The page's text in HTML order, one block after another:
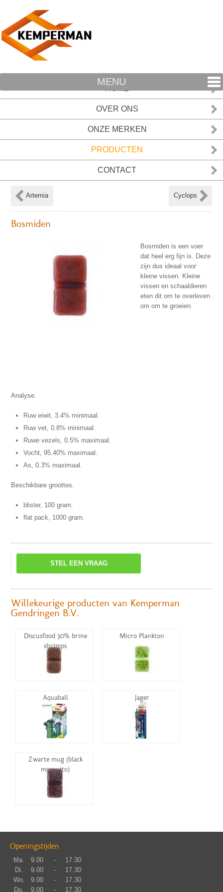
MENU
OVER ONS
ONZE MERKEN
PRODUCTEN
CONTACT
Artemia Cyclops
Bosmiden
Bosmiden is een voer
dat heel erg fijn is. Deze
zijn dus ideaal voor
kleine vissen. Kleine
vissen en schaaldieren
eten dit om te overleven
om om te groeien.
Analyse.
Ruw eiwit, 3.4% minimaal.
Ruw vet, 0.8% minimaal.
Ruwe vezels, 0.5% maximaal.
Vocht, 95.40% maximaal.
As, 0.3% maximaal.
Beschikbare groottes.
blister, 100 gram.
flat pack, 1000 gram.
STEL EEN VRAAG
Willekeurige producten van Kemperman
Gendringen B.V.
Discusfood 30% brine
shrimps
Micro Plankton
Aquaball Jäger
Zwarte mug (black
mosquito)
Openingstijden
Ma. 9.00 -
17.30
Di.
9.00 -
17.30
Wo.
9.00 -
17.30
Do.
9.00 - 17.30